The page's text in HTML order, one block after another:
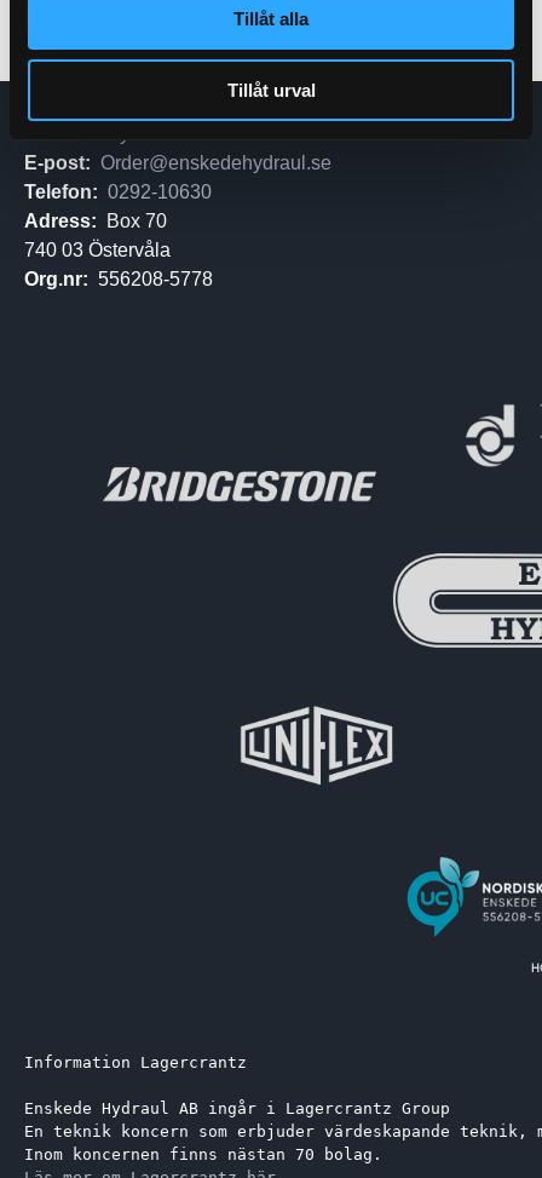
Tillåt alla
Tillåt urval
Information Lagercrantz
Enskede Hydraul AB ingår i Lagercrantz Group
En teknik koncern som erbjuder värdeskapande
Inom koncernen finns nästan 70 bolag.
E-post: Order@enskedehydraul.se
Telefon: 0292-10630
Adress:
Box 70
740 03 Östervåla
Org.nr: 556208-5778